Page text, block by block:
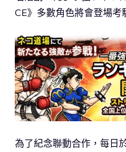
CE》多數角色將會登場考
為了紀念聯動合作，每日